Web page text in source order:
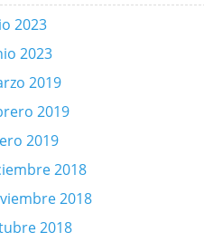
2023
2023
2019
2019
2019
2018
2018
2018